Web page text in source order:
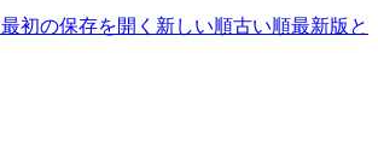
最初の保存を開く 新しい順古い順最新版と